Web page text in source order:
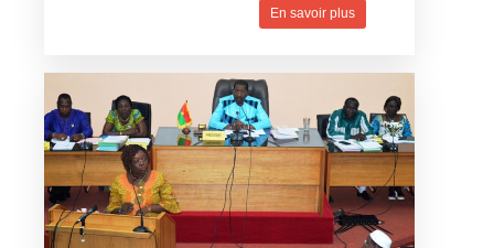
En savoir plus